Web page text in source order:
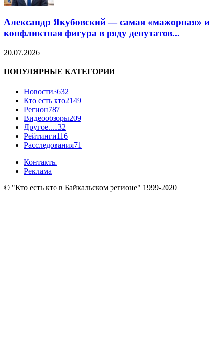
Александр Якубовский — самая «мажорная» и
конфликтная фигура в ряду депутатов...
20.07.2026
ПОПУЛЯРНЫЕ КАТЕГОРИИ
Новости3632
Кто есть кто2149
Регион787
Видеообзоры209
Другое...132
Рейтинги116
Расследования71
Контакты
Реклама
© "Кто есть кто в Байкальском регионе" 1999-2020